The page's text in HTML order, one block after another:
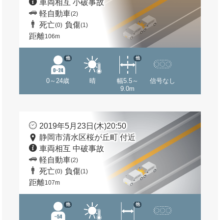
車両相互 小破事故
軽自動車(2)
死亡(0) 負傷(1)
距離106m
0～24歳
他
晴
幅5.5～
9.0m
他
信号なし
2019年5月23日(木)20:50
静岡市清水区桜が丘町 付近
車両相互 中破事故
軽自動車(2)
死亡(0) 負傷(1)
距離107m
他 他